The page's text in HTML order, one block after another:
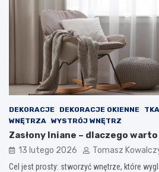
DEKORACJE DEKORACJE OKIENNE
WNĘTRZA
WYSTRÓJ WNĘTRZ
Zasłony lniane – dlaczego
13 lutego 2026 Tomasz
Cel jest prosty: stworzyć wnętrze, które